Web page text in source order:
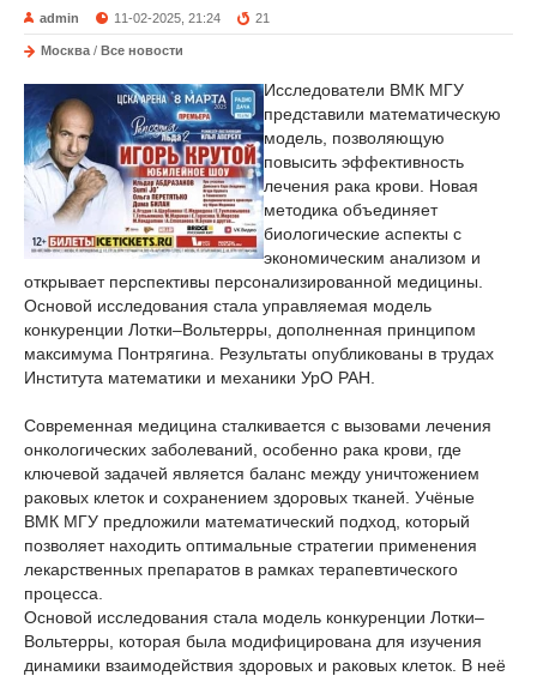
admin 11-02-2025, 21:24 21
Москва / Все новости
Исследователи ВМК МГУ
представили математическую
модель, позволяющую
повысить эффективность
лечения рака крови. Новая
методика объединяет
биологические аспекты с
экономическим анализом и
открывает перспективы персонализированной медицины.
Основой исследования стала управляемая модель
конкуренции Лотки–Вольтерры, дополненная принципом
максимума Понтрягина. Результаты опубликованы в трудах
Института математики и механики УрО РАН.
Современная медицина сталкивается с вызовами лечения
онкологических заболеваний, особенно рака крови, где
ключевой задачей является баланс между уничтожением
раковых клеток и сохранением здоровых тканей. Учёные
ВМК МГУ предложили математический подход, который
позволяет находить оптимальные стратегии применения
лекарственных препаратов в рамках терапевтического
процесса.
Основой исследования стала модель конкуренции Лотки–
Вольтерры, которая была модифицирована для изучения
динамики взаимодействия здоровых и раковых клеток. В неё